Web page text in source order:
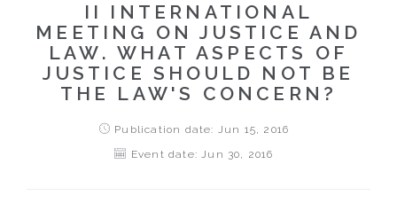
II INTERNATIONAL
MEETING ON JUSTICE AND
LAW. WHAT ASPECTS OF
JUSTICE SHOULD NOT BE
THE LAW'S CONCERN?
Publication date: Jun 15, 2016
Event date: Jun 30, 2016